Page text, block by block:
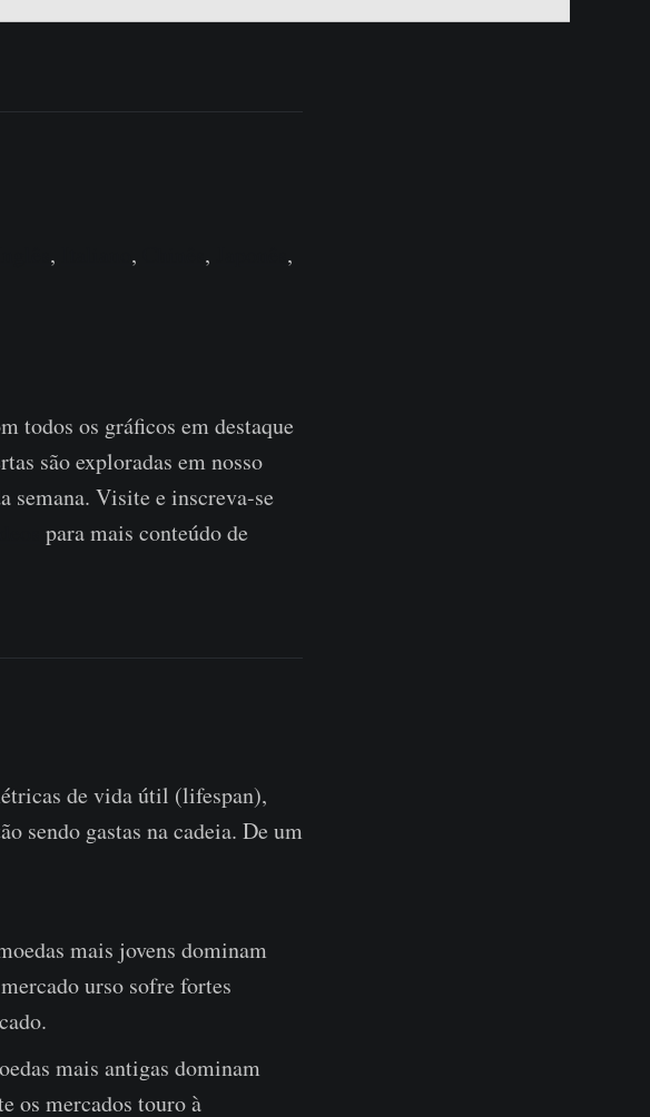
, , ,
,
todos os gráficos em destaque
são exploradas em nosso
semana. Visite e inscreva-se
para mais conteúdo de
de vida útil (lifespan),
sendo gastas na cadeia. De um
mais jovens dominam
urso sofre fortes
mais antigas dominam
os mercados touro à